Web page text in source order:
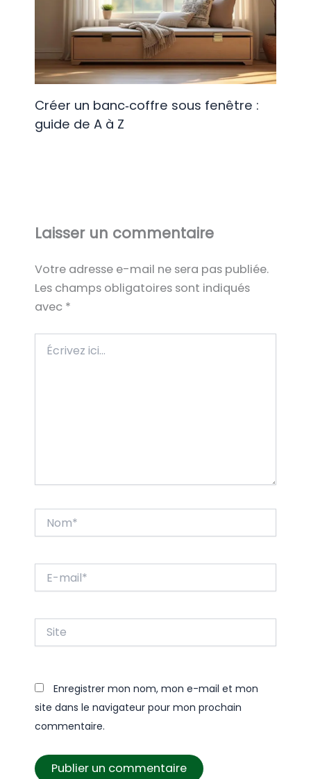
Créer un banc‑coffre sous fenêtre :
guide de A à Z
Laisser un commentaire
Votre adresse e-mail ne sera pas publiée.
Les champs obligatoires sont indiqués
avec *
ici…
mail*
Enregistrer mon nom, mon e-mail et mon
site dans le navigateur pour mon prochain
commentaire.